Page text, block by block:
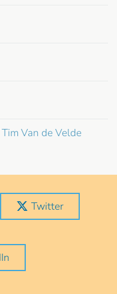
Van de Velde
Twitter